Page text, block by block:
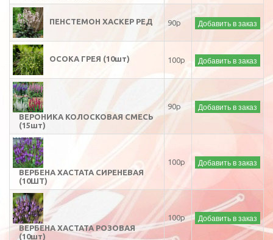
ПЕНСТЕМОН ХАСКЕР РЕД 90р Добавить в заказ
ОСОКА ГРЕЯ (10шт) 100р Добавить в заказ
ВЕРОНИКА КОЛОСКОВАЯ СМЕСЬ
(15шт)
90р Добавить в заказ
ВЕРБЕНА ХАСТАТА СИРЕНЕВАЯ
(10ШТ)
100р Добавить в заказ
ВЕРБЕНА ХАСТАТА РОЗОВАЯ
(10шт)
100р Добавить в заказ